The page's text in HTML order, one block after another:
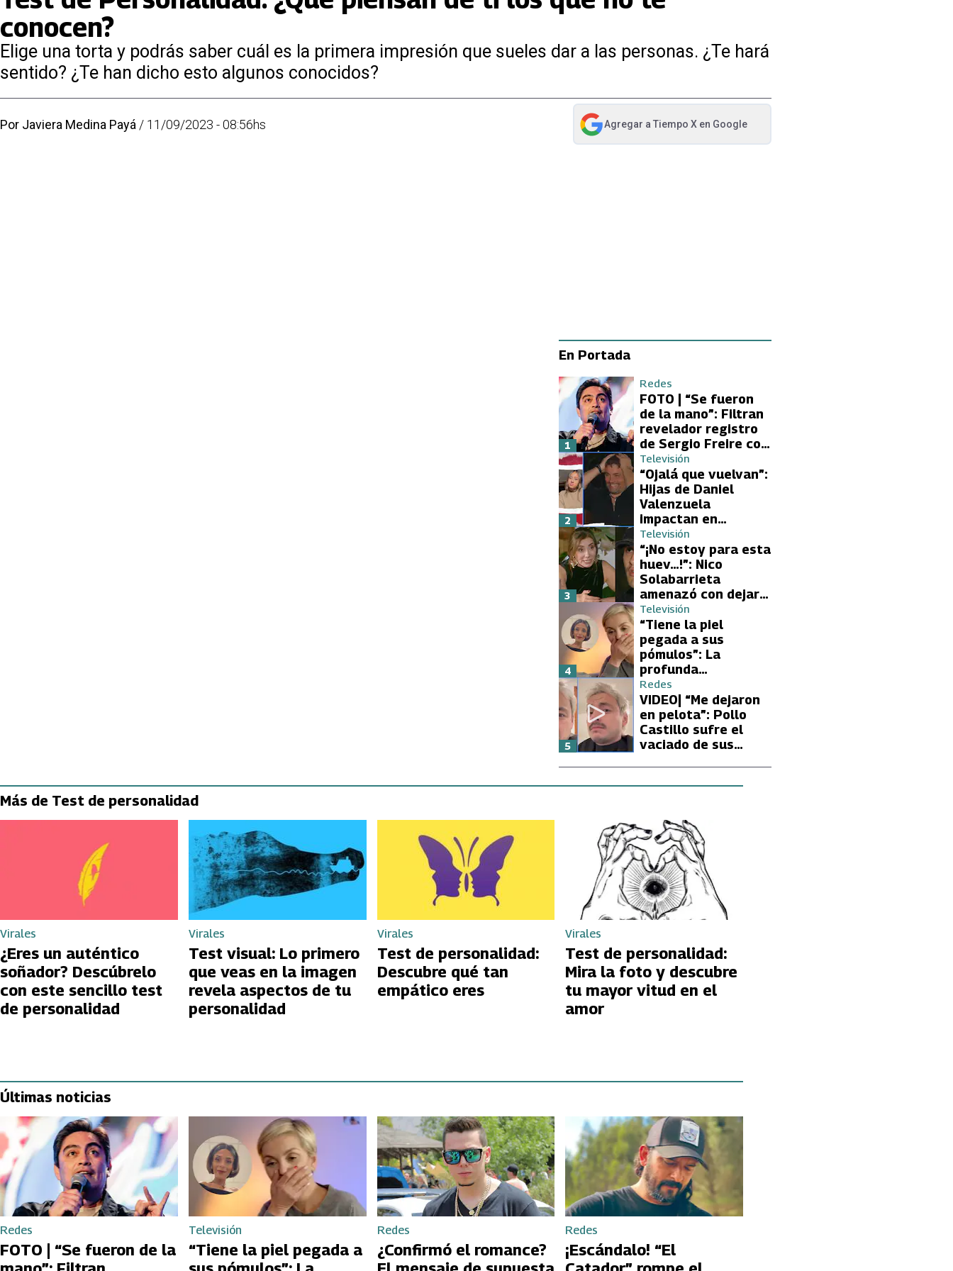
conocen?
Elige una torta y podrás saber cuál es la primera impresión que sueles dar a las personas. ¿Te hará
sentido? ¿Te han dicho esto algunos conocidos?
Por Javiera Medina Payá / 11/09/2023 - 08:56hs Agregar a Tiempo Xen Google
abre en nueva pestaña
En Portada
Redes
FOTO | “Se fueron
de la mano”: Filtran
revelador registro
de Sergio Freire con
supuesta nueva
conquista
1
Televisión
“Ojalá que vuelvan”:
Hijas de Daniel
Valenzuela
impactan en
Volverías con tu Ex
2 con directa
petición a su papá
sobre Yamila Reyna
2
Televisión
“¡No estoy para esta
huev…!”: Nico
Solabarrieta
amenazó con dejar
Volverías con tu Ex
tras encontrón con
Carmen Gloria
Arroyo
3
Televisión
“Tiene la piel
pegada a sus
pómulos”: La
profunda
preocupación de
Fran García-
Huidobro por la
extrema delgadez
de Kathy Orellana
4
Redes
VIDEO| “Me dejaron
en pelota”: Pollo
Castillo sufre el
vaciado de sus
5
Más de Test de personalidad
Virales
¿Eres un auténtico
soñador? Descúbrelo
con este sencillo test
de personalidad
Virales
Test visual: Lo primero
que veas en la imagen
revela aspectos de tu
personalidad
Virales
Test de personalidad:
Descubre qué tan
empático eres
Virales
Test de personalidad:
Mira la foto y descubre
tu mayor vitud en el
amor
Últimas noticias
Redes
FOTO | “Se fueron de la
Televisión
“Tiene la piel pegada a
Redes
¿Confirmó el romance?
Redes
¡Escándalo! “El